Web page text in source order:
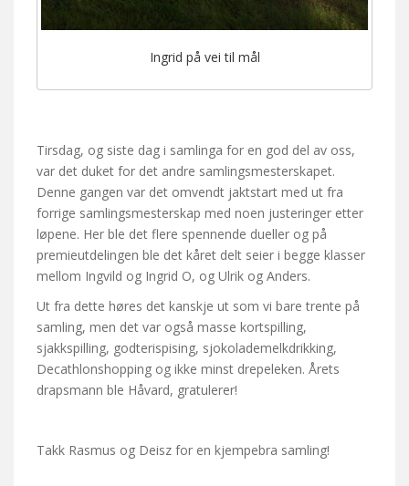
Ingrid på vei til mål
Tirsdag, og siste dag i samlinga for en god del av oss,
var det duket for det andre samlingsmesterskapet.
Denne gangen var det omvendt jaktstart med ut fra
forrige samlingsmesterskap med noen justeringer etter
løpene. Her ble det flere spennende dueller og på
premieutdelingen ble det kåret delt seier i begge klasser
mellom Ingvild og Ingrid O, og Ulrik og Anders.
Ut fra dette høres det kanskje ut som vi bare trente på
samling, men det var også masse kortspilling,
sjakkspilling, godterispising, sjokolademelkdrikking,
Decathlonshopping og ikke minst drepeleken. Årets
drapsmann ble Håvard, gratulerer!
Takk Rasmus og Deisz for en kjempebra samling!